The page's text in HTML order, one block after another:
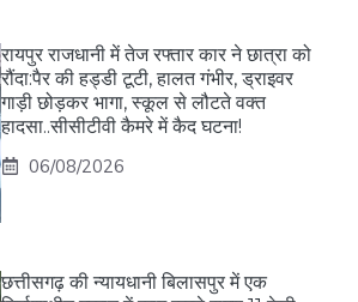
रायपुर राजधानी में तेज रफ्तार कार ने छात्रा को
रौंदा:पैर की हड्डी टूटी, हालत गंभीर, ड्राइवर
गाड़ी छोड़कर भागा, स्कूल से लौटते वक्त
हादसा..सीसीटीवी कैमरे में कैद घटना!
06/08/2026
छत्तीसगढ़ की न्यायधानी बिलासपुर में एक